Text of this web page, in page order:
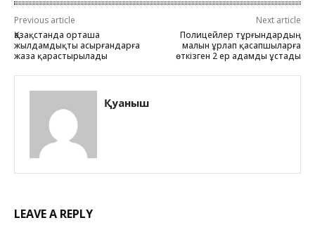
Previous article
Қазақстанда орташа
жылдамдықты асырғандарға
жаза қарастырылады
Next article
Полицейлер тұрғындардың
малын ұрлап қасапшыларға
өткізген 2 ер адамды ұстады
Қуаныш
LEAVE A REPLY